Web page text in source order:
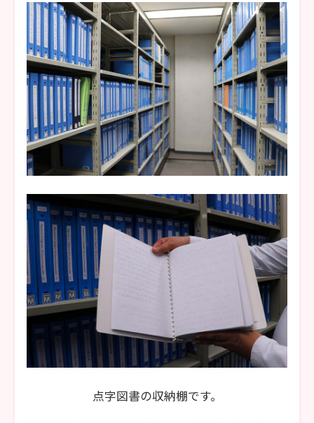
点字図書の収納棚です。